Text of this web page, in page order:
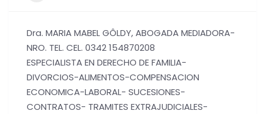
Dra. MARIA MABEL GÔLDY, ABOGADA MEDIADORA-
NRO. TEL. CEL. 0342 154870208
ESPECIALISTA EN DERECHO DE FAMILIA-
DIVORCIOS-ALIMENTOS-COMPENSACION
ECONOMICA-LABORAL- SUCESIONES-
CONTRATOS- TRAMITES EXTRAJUDICIALES-